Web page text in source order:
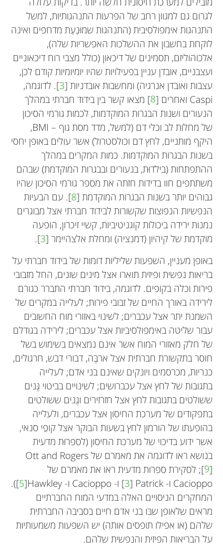
מנהלת המעבדה לדימות עצבי חשמלי בביצועים
גבוהים. היא חוקרת כיצד הַקְּשרים החברתיים של בן
אדם משפיעים על המוח שלו, ולהיפך. קיבלה כמה
פרסים על עבודתה בנושא המדע של חיבור חברתי
ויצירת קשרי זוגיות.
מנהל המרכז למדעי המוח הקוגניטיביים והחברתיים
באוניברסיטת שיקגו. מתעניין במנגנונים העצביים,
ההורמונליים, התאיים והגנטיים אשר עומדים בבסיסם
של המבנים והתהליכים החברתיים שמגדירים בני אדם
ומינים חברתיים אחרים. נקודת מבט אחת שדרכּה הוא
חוקר את ההשפעה ההדדית בין המבנים והתהליכים
החברתיים והביולוגיים היא חקר ההשפעות של בידוד
חברתי, אמיתי או סובייקטיבי.
אני תלמידת כיתה י’ וחנונית מוצהרת. אבא שלי הוא
פרופסור לפסיכולוגיה וגדלתי בסביבה של מדענים ושל
ניסויים. אני מרותקת על-ידי המוח אבל אוהבת גם
כימיה, פיזיקה וארכיאולוגיה. העניין המסוים שלי במדעי
המוח קשור לדרך שבה המוח מתפתח לאורך חייו של
אדם.
לגרום גם למגוון רחב של הפרעות התנהגותיות, למשל
התנהגות אימפולסיבית (התנהגות שמוּנַעַת מדחפים ואינה
לוקחת בחשבון את ההשלכות האפשריות שלה),
אלכוהוליזם, תסמינים של דיכאון (כולל מצבי רוח דיכאוניים
ועצבניים, אובדן עניין בפעילויות שהיו יומיומיות קודם לכן,
עצבות ואובדן אנרגיה) ומחשבות אובדניות [3]. לדוגמה,
Caspi ואחרים [
8] מצאו קשר בין בידוד חברתי במהלך
הנעורים ושנות הבגרות המוקדמות, לכמות גורמי הסיכון
של מחלות לב וכלי דם (למשל, מדד מסת גוף – BMI,
היקף מותניים, לחץ דם וכולסטרול) אשר עולים באופן יחסי
בשנות הבגרות המוקדמות. כמות המקרים במהלך
ההתפתחות (בילדוּת, בנעורים ובבגרות המוקדמת) שבהם
משתתפים חוו בדידות חזתה את מספר גורמי הסיכון שהיו
גבוהים יותר בשנות הבגרות המוקדמת [8]. עם הבעיות
הנפשיות הנפוצות שקשורות לבידוד חברתי אצל מבוגרים
נמנות ירידה ביכולות קוגניטיביות, קשיי זיכרון, הופעה
מוקדמת של קיהיון (דמנציה) ומחלת אלצהיימר [3
].
באופן מעניין, השפעות שליליות דומות של בידוד חברתי על
בריאות נפשית ופיזית תוארו אצל מינים שונים, החל מזבובי
פירות וכלה בקופים. לדוגמה, בידוד חברתי התברר כגורם
לירידה באורך החיים של זבובי פירות; לעלייה במקרים של
השמנת יתר אצל עכברים; לשינוי באזורי מוח החשובים
עבור שליטה באימפולסיביות אצל עכברים; לירידה בגודלם
של חלק מאזורי המוח אשר אינם נמצאים בשימוש בשל
חוסר בתקשורת חברתית אצל ארבֶּה, דבורי דבש, חרגולים,
כנריות, מכרסמים ויונקים שאינם בני אדם; לעלייה
בתגובות של לחץ אצל עכברושים; לשינויים בביטוי גֶּנים
ששולטים בתגובות לחץ אצל חזרזירים וגֶנים ששולטים
בתפקודים של מערכת החיסון אצל עכברים, ולעלייה
בהופעתו של הורמון לחץ בשעות הבוקר אצל קופֵי סנאי,
אשר ידוע בדיכוי של מערכת החיסון (לספרוּת מדעית
בנושא ראו לדוגמה את מאמרם של Ott and Rogers
[
9]; לסקירת ספרות מדעית ראו את מאמרם של
Cacioppo ו- Patrick
[3] ו- Cacioppo ו- Hawkley [5]
).
המחקרים הניסויים האלה במדעי המוח החברתיים
מראים שלאופן שבּו בני אדם חיים בסביבה החברתית
שלהם (או אפילו תופסים אותה) יש השפעות משמעותיות
על הבריאות הפיזית והנפשית שלהם.